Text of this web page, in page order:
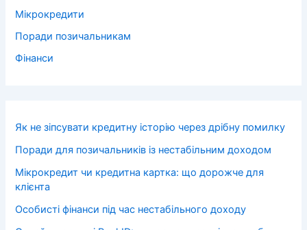
Мікрокредити
Поради позичальникам
Фінанси
Як не зіпсувати кредитну історію через дрібну помилку
Поради для позичальників із нестабільним доходом
Мікрокредит чи кредитна картка: що дорожче для
клієнта
Особисті фінанси під час нестабільного доходу